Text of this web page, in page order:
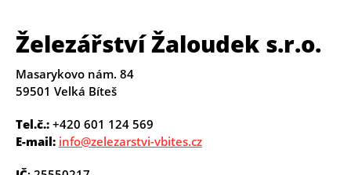
Železářství Žaloudek s.r.o.
Masarykovo nám. 84
59501 Velká Bíteš
Tel.č.: +420 601 124 569
E-mail: info@zelezarstvi-vbites.cz